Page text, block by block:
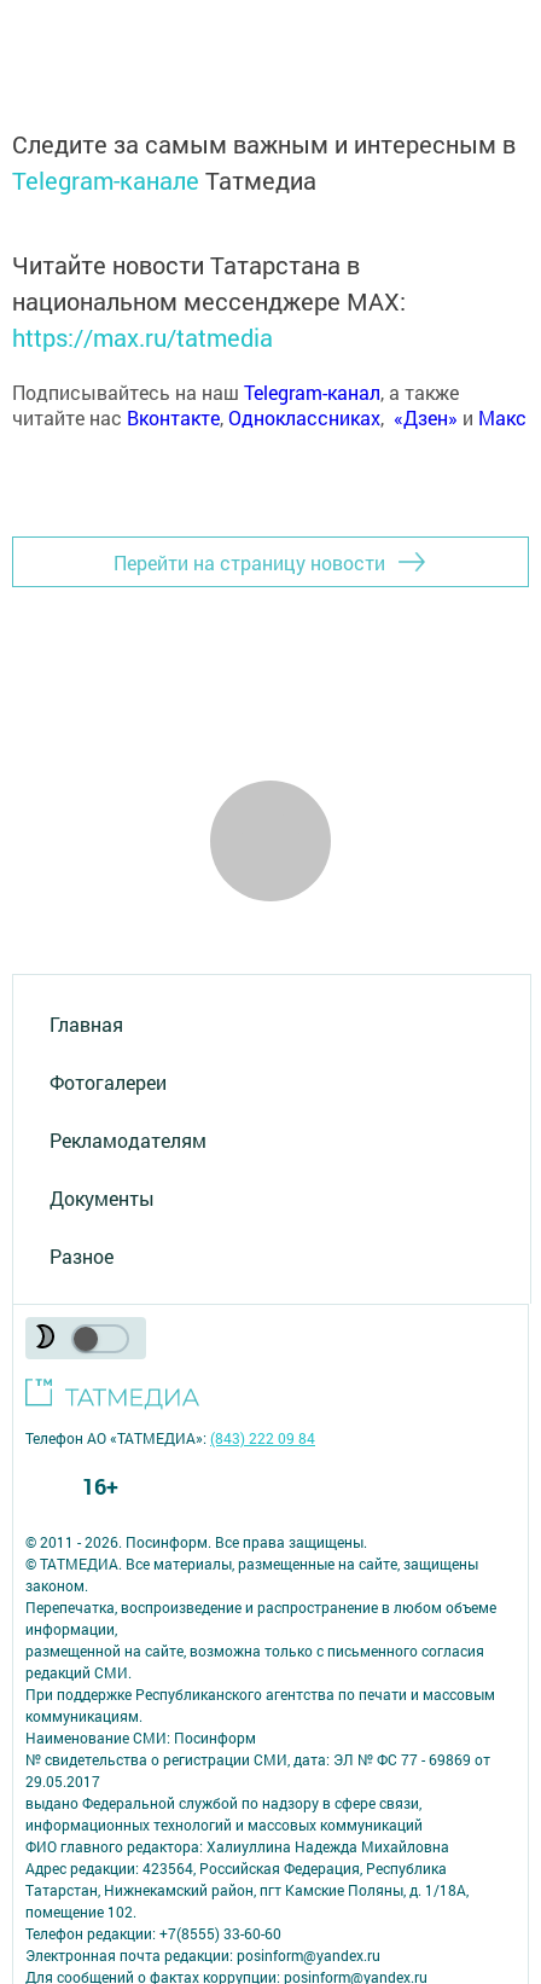
Следите за самым важным и интересным в
Telegram-канале Татмедиа
Читайте новости Татарстана в
национальном мессенджере MАХ:
https://max.ru/tatmedia
Подписывайтесь на наш Telegram-канал, а также
читайте нас Вконтакте,Одноклассниках, «Дзен» и Макс
Перейти на страницу новости
Главная
Фотогалереи
Рекламодателям
Документы
Разное
© 2011 - 2026. Посинформ. Все права защищены.
© ТАТМЕДИА. Все материалы, размещенные на сайте, защищены
законом.
Перепечатка, воспроизведение и распространение в любом объеме
информации,
размещенной на сайте, возможна только с письменного согласия
редакций СМИ.
При поддержке Республиканского агентства по печати и массовым
коммуникациям.
Наименование СМИ: Посинформ
№ свидетельства о регистрации СМИ, дата: ЭЛ № ФС 77 - 69869 от
29.05.2017
выдано Федеральной службой по надзору в сфере связи,
информационных технологий и массовых коммуникаций
ФИО главного редактора: Халиуллина Надежда Михайловна
Адрес редакции: 423564, Российская Федерация, Республика
Татарстан, Нижнекамский район, пгт Камские Поляны, д. 1/18А,
помещение 102.
Телефон редакции: +7(8555) 33-60-60
Электронная почта редакции: posinform@yandex.ru
Для сообщений о фактах коррупции: posinform@yandex.ru
Телефон АО «ТАТМЕДИА»:(843) 222 09 84
16+